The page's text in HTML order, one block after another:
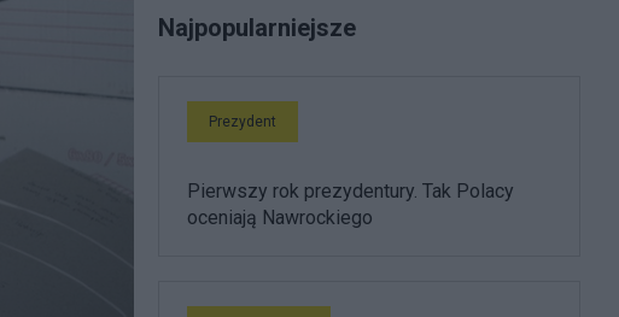
Najpopularniejsze
Prezydent
Pierwszy rok prezydentury. Tak Polacy
oceniają Nawrockiego